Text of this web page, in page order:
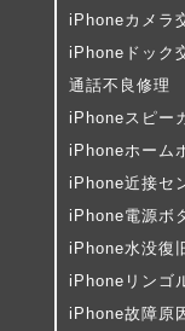
iPhoneカメラ
iPhoneドック
通話不良修理
iPhoneスピー
iPhoneホーム
iPhone近接セ
iPhone電源ボ
iPhone水没復
iPhoneリンゴ
iPhone故障原